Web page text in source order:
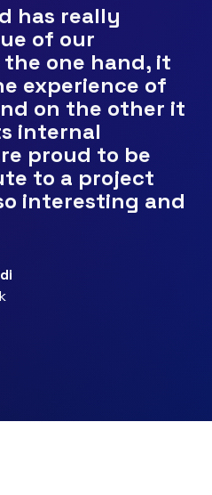
has really
of our
one hand, it
experience of
on the other it
internal
proud to be
to a project
interesting and